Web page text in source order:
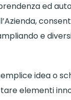
ed
e
idea o
elementi